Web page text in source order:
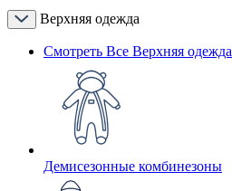
Верхняя одежда
Смотреть Все Верхняя одежда
Демисезонные комбинезоны